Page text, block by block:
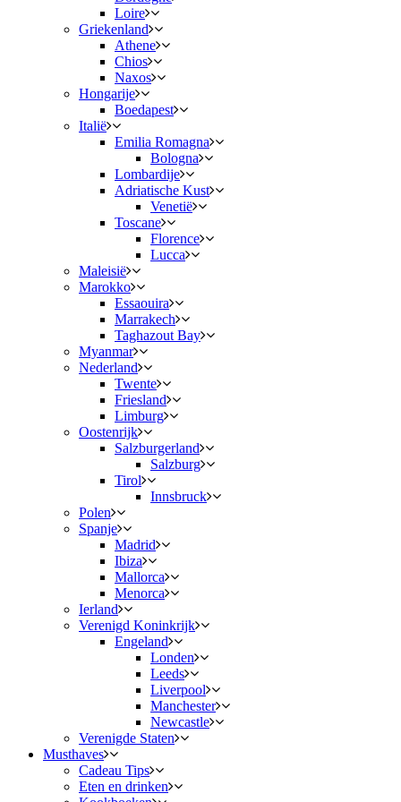
Loire
Griekenland
Athene
Chios
Naxos
Hongarije
Boedapest
Italië
Emilia Romagna
Bologna
Lombardije
Adriatische Kust
Venetië
Toscane
Florence
Lucca
Maleisië
Marokko
Essaouira
Marrakech
Taghazout Bay
Myanmar
Nederland
Twente
Friesland
Limburg
Oostenrijk
Salzburgerland
Salzburg
Tirol
Innsbruck
Polen
Spanje
Madrid
Ibiza
Mallorca
Menorca
Ierland
Verenigd Koninkrijk
Engeland
Londen
Leeds
Liverpool
Manchester
Newcastle
Verenigde Staten
Musthaves
Cadeau Tips
Eten en drinken